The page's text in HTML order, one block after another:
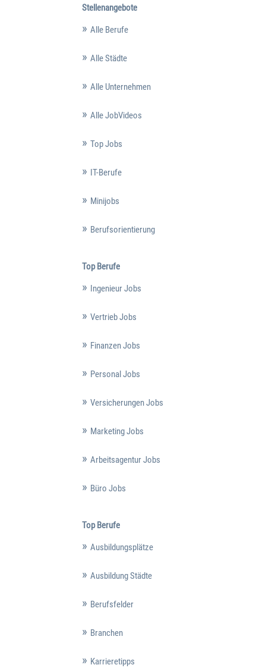
Stellenangebote
Alle Berufe
Alle Städte
Alle Unternehmen
Alle JobVideos
Top Jobs
IT-Berufe
Minijobs
Berufsorientierung
Top Berufe
Ingenieur Jobs
Vertrieb Jobs
Finanzen Jobs
Personal Jobs
Versicherungen Jobs
Marketing Jobs
Arbeitsagentur Jobs
Büro Jobs
Top Berufe
Ausbildungsplätze
Ausbildung Städte
Berufsfelder
Branchen
Karrieretipps